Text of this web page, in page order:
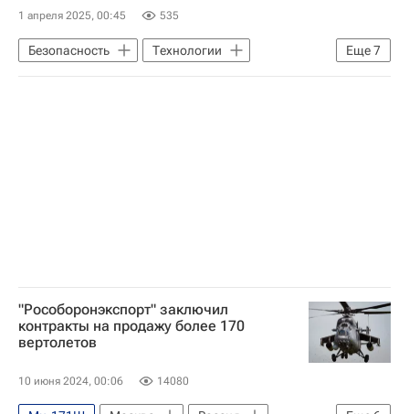
ЗРК С-300
1 апреля 2025, 00:45 535
Еще7
Безопасность
Технологии
Рио-де-Жанейро (город)
"Рособоронэкспорт" заключил
контракты на продажу более 170
вертолетов
10 июня 2024, 00:06 14080